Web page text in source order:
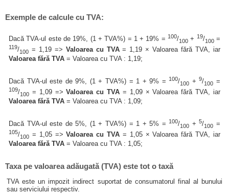
Exemple de calcule cu TVA:
Dacă TVA-ul este de 19%, (1 + TVA%) = 1 + 19% = 100/100+ 19/100=
119/100 = 1,19 => Valoarea cu TVA= 1,19 × Valoarea fără TVA, iar
Valoarea fără TVA = Valoarea cu TVA : 1,19;
Dacă TVA-ul este de 9%, (1 + TVA%) = 1 + 9% =100/100 +9/100 =
109/100 = 1,09 =>Valoarea cu TVA = 1,09 × Valoarea fără TVA, iar
Valoarea fără TVA = Valoarea cu TVA : 1,09;
Dacă TVA-ul este de 5%, (1 + TVA%) = 1 + 5% =100/100 +5/100 =
105/100 = 1,05 =>Valoarea cu TVA = 1,05 × Valoarea fără TVA, iar
Valoarea fără TVA = Valoarea cu TVA : 1,05;
Taxa pe valoarea adăugată (TVA) este tot o taxă
TVA este un impozit indirect suportat de consumatorul final al bunului
sau serviciului respectiv.